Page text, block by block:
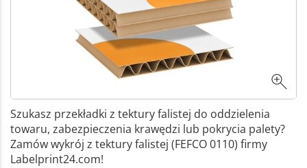
Szukasz przekładki z tektury falistej do oddzielenia
towaru, zabezpieczenia krawędzi lub pokrycia palety?
Zamów wykrój z tektury falistej (FEFCO 0110) firmy
Labelprint24.com!